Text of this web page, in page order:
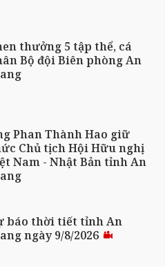
thưởng 5 tập thể, cá
Bộ đội Biên phòng An
Phan Thành Hao giữ
Chủ tịch Hội Hữu nghị
Nam - Nhật Bản tỉnh An
báo thời tiết tỉnh An
ngày 9/8/2026